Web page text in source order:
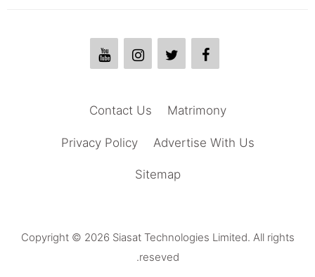
Matrimony
Contact Us
Advertise With Us
Privacy Policy
Sitemap
Copyright © 2026 Siasat Technologies Limited. All rights
reseved.